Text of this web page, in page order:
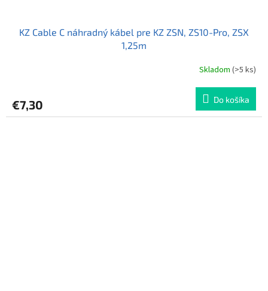
KZ Cable C náhradný kábel pre KZ ZSN, ZS10-Pro, ZSX
1,25m
Skladom (>5 ks)
€7,30 Do košíka